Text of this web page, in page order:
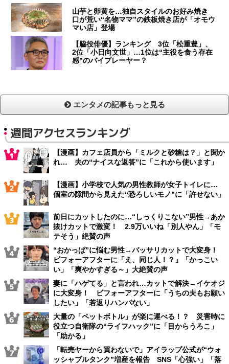
山芋と卵黄を…独自スタイルのお好み焼き
口が荒い“名物ママ”の鉄板焼き店が「オモウ
マい店」登場
【脇役俳優】ランキング 3位「松重豊」、
2位「小日向文世」…1位は“主役を食う存在
感”のバイプレーヤー？
エンタメの記事もっと見る
週間アクセスランキング
【漫画】カフェ店員から「ミルクと砂糖は？」と聞か
れ… 夫の“ナイスな返答”に「これから使います」
【漫画】小学校で人気の男性教師が女子トイレに…
個室の隙間から見えた“恐ろしいモノ”に「許せない」
前日にカットしたのに…“しっくりこない”男性→あか
抜けカットで激変！ 2.9万いいね「別人やん」「モ
テそう」絶賛の声
“おかっぱ”に悩む男性→バッサリカットで大変身！
ビフォーアフターに「え、同じ人！？」「かっこい
い」「爽やかすぎる～」大絶賛の声
妻に「ハゲてる」と言われ…カットで解決→イケオジ
に大変身！ ビフォーアフターに「うちの夫もお願い
したい」「若返りハンパない」
大量の「ペットボトル」が楽に運べる！？ 災害時に
役立つ自衛隊の“ライフハック”に「目からうろこ」
「助かる」
「転売ヤーから買わないで」アイラップ公式が“ウォ
ッシャブルタンク”増産を報告 SNS「心強い」「落